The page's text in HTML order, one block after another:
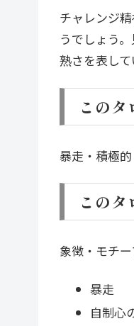
チャレンジ
うでしょう
熟さを表して
この
暴走・積極
この
象徴・モチ
暴走
自制心